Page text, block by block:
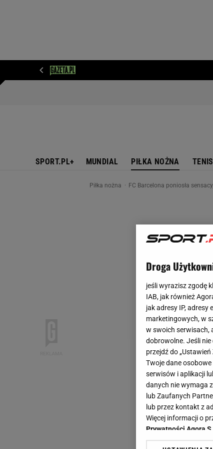
SPORT.PL+ MUNDIAL PIŁKA NOŻNA TENIS
Piłka nożna FC Barcelona poniosła
Droga
jeśli wyrazisz zgodę
IAB, jak również
jak adresy IP,
marketingowych, w
w swoich serwisach,
dobrowolne. Jeśli
przejdź do
Twoje dane
serwisów i aplikacji
danych nie wymaga
lub Zaufanych
lub przez kontakt z
Więcej informacji o
Prywatności Agora